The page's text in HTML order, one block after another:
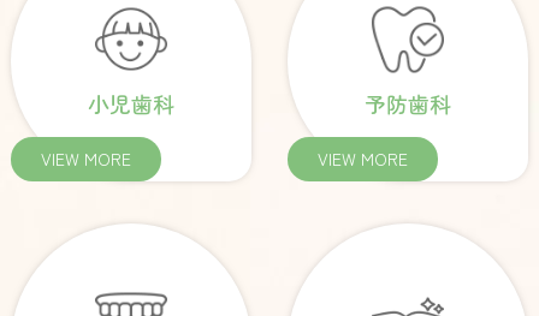
小児歯科
VIEW MORE
予防歯科
VIEW MORE